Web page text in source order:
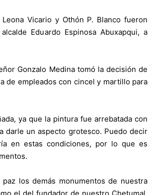
Vicario y Othón P. Blanco fueron
Eduardo Espinosa Abuxapqui, a
Gonzalo Medina tomó la decisión de
de empleados con cincel y martillo para
ya que la pintura fue arrebatada con
darle un aspecto grotesco. Puedo decir
en estas condiciones, por lo que es
los demás monumentos de nuestra
el del fundador de nuestro Chetumal,